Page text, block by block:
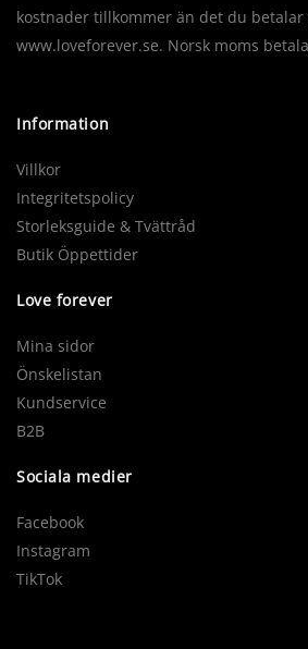
kostnader tillkommer än det du betalar
www.loveforever.se. Norsk moms
Information
Villkor
Integritetspolicy
Storleksguide & Tvättråd
Butik Öppettider
Love forever
Mina sidor
Önskelistan
Kundservice
B2B
Sociala medier
Facebook
Instagram
TikTok